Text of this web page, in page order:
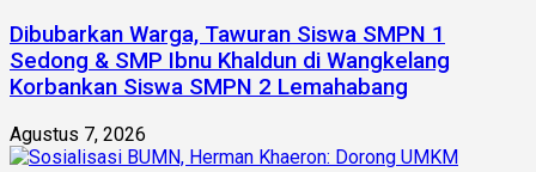
Dibubarkan Warga, Tawuran Siswa SMPN 1
Sedong & SMP Ibnu Khaldun di Wangkelang
Korbankan Siswa SMPN 2 Lemahabang
Agustus 7, 2026